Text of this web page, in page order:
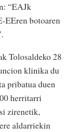
“EAJk
EEren botoaren
Tolosaldeko 28
klinika du
pribatua duen
herritarri
zirenetik,
aldarriekin